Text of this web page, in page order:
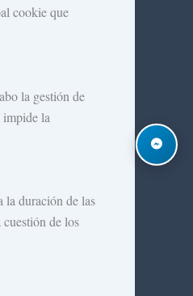
cookie que
la gestión de
impide la
la duración de las
de los